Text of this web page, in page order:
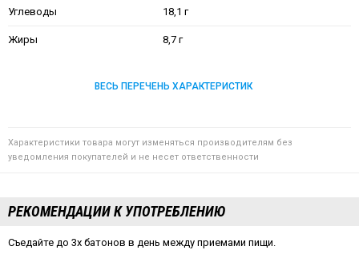
Углеводы 18,1 г
Жиры 8,7 г
ВЕСЬ ПЕРЕЧЕНЬ ХАРАКТЕРИСТИК
Характеристики товара могут изменяться производителям без
уведомления покупателей и не несет ответственности
РЕКОМЕНДАЦИИ К УПОТРЕБЛЕНИЮ
Съедайте до 3х батонов в день между приемами пищи.